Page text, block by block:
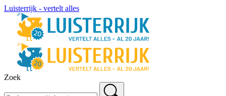
Luisterrijk - vertelt alles
Zoek